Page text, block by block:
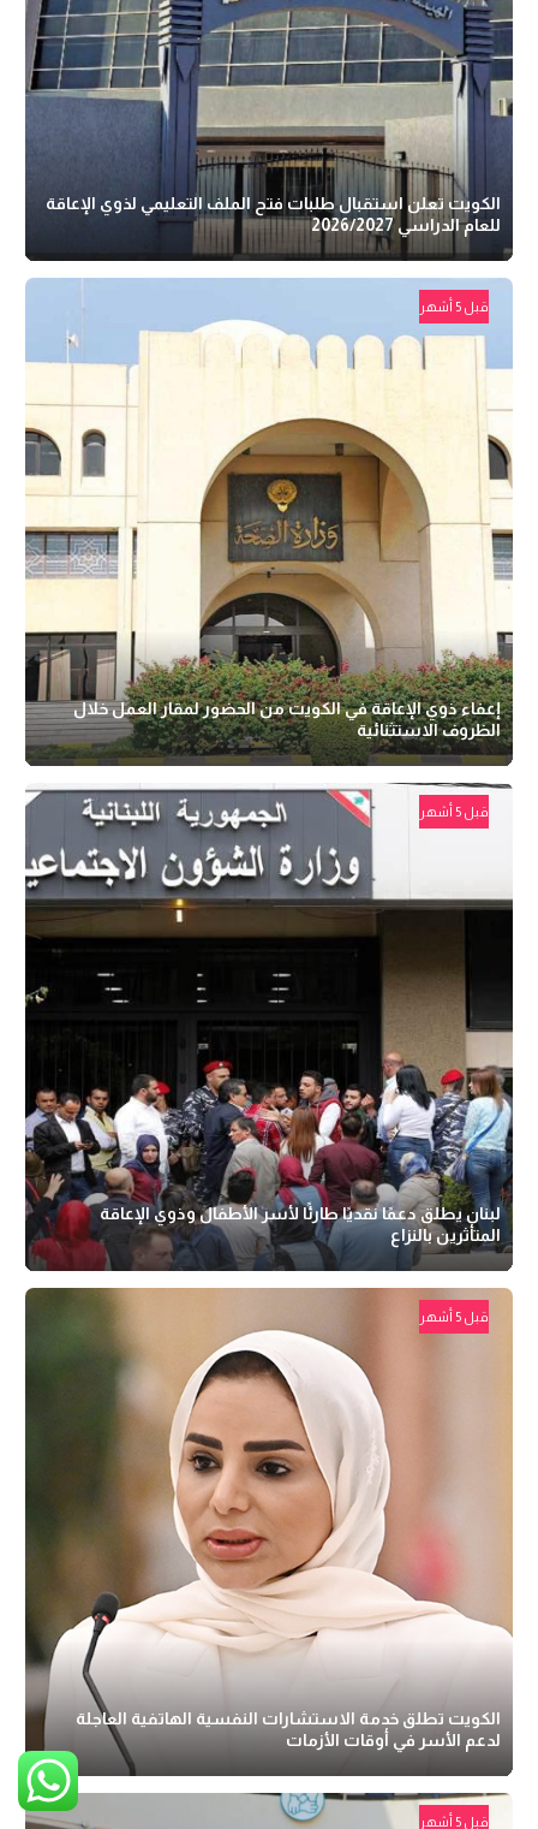
الكويت تعلن استقبال طلبات فتح الملف التعليمي لذوي الإعاقة
للعام الدراسي 2026/2027
قبل 5 أشهر
إعفاء ذوي الإعاقة في الكويت من الحضور لمقار العمل خلال
الظروف الاستثنائية
قبل 5 أشهر
لبنان يطلق دعمًا نقديًا طارئًا لأسر الأطفال وذوي الإعاقة
المتأثرين بالنزاع
قبل 5 أشهر
الكويت تطلق خدمة الاستشارات النفسية الهاتفية العاجلة
لدعم الأسر في أوقات الأزمات
قبل 5 أشهر